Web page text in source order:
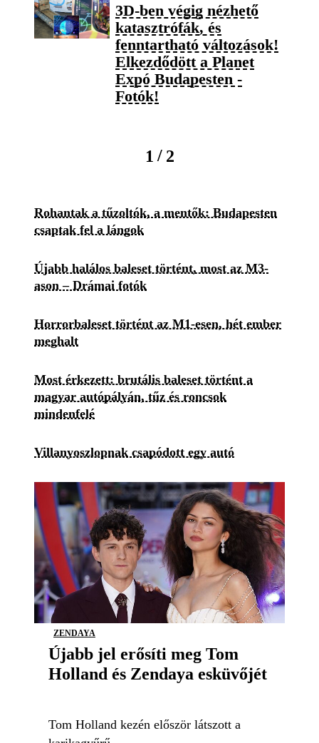
3D-ben végig nézhető
katasztrófák, és
fenntartható változások!
Elkezdődött a Planet
Expó Budapesten -
Fotók!
1 / 2
Rohantak a tűzoltók, a mentők: Budapesten
csaptak fel a lángok
Újabb halálos baleset történt, most az M3-
ason – Drámai fotók
Horrorbaleset történt az M1-esen, hét ember
meghalt
Most érkezett: brutális baleset történt a
magyar autópályán, tűz és roncsok
mindenfelé
Villanyoszlopnak csapódott egy autó
ZENDAYA
Újabb jel erősíti meg Tom
Holland és Zendaya esküvőjét
Tom Holland kezén először látszott a